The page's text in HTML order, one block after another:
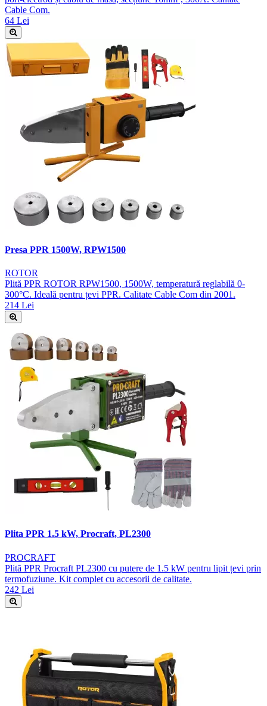
Cable Com.
64 Lei
Presa PPR 1500W, RPW1500
ROTOR
Plită PPR ROTOR RPW1500, 1500W, temperatură reglabilă 0-
300°C. Ideală pentru țevi PPR. Calitate Cable Com din 2001.
214 Lei
Plita PPR 1.5 kW, Procraft, PL2300
PROCRAFT
Plită PPR Procraft PL2300 cu putere de 1.5 kW pentru lipit țevi prin
termofuziune. Kit complet cu accesorii de calitate.
242 Lei